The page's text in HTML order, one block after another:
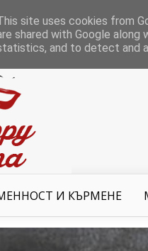
И КЪРМЕНЕ
site uses cookies from
shared with Google
and to detect and